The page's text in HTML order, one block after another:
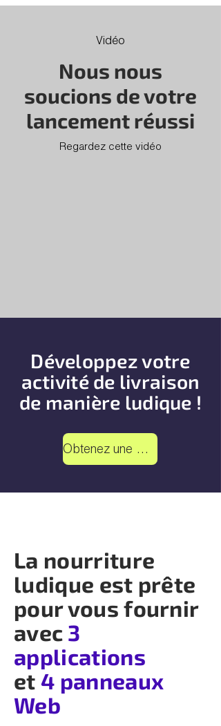
Vidéo
Nous nous
soucions de votre
lancement réussi
Regardez cette vidéo
Développez votre
activité de livraison
de manière ludique !
Obtenez une démo
La nourriture
ludique est prête
pour vous fournir
avec 3
applications
et 4 panneaux
Web